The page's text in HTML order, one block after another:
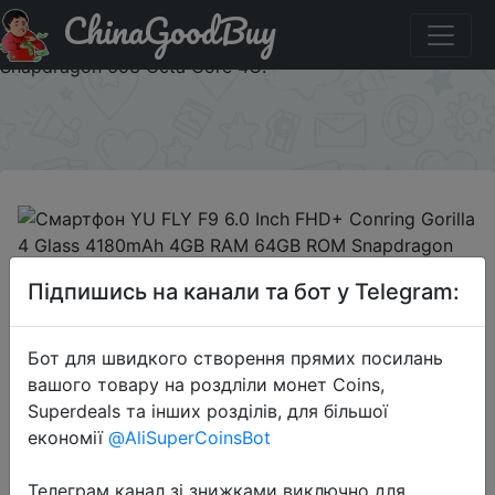
Придбати по знижці Смартфон YU FLY F9 6.0 Inch FHD+
Conring Gorilla 4 Glass 4180mAh 4GB RAM 64GB ROM
Snapdragon 653 Octa Core 4G.
ChinaGoodBuy
Смартфон YU FLY F9 6.0 Inch FHD+
Conring Gorilla 4 Glass 4180mAh
4GB RAM 64GB ROM Snapdragon
653 Octa Core 4G.
$88.99
Підпишись на канали та бот у Telegram:
Бот для швидкого створення прямих посилань
вашого товару на роздліли монет Coins,
Superdeals та інших розділів, для більшої
економії @AliSuperCoinsBot
Телеграм канал зі знижками виключно для